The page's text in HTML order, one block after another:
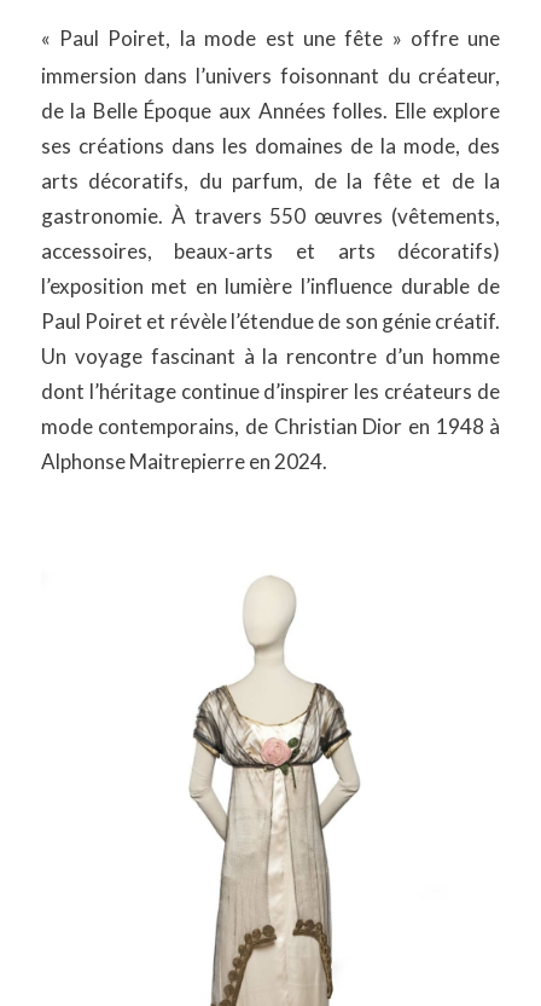
« Paul Poiret, la mode est une fête » offre une
immersion dans l’univers foisonnant du créateur,
de la Belle Époque aux Années folles. Elle explore
ses créations dans les domaines de la mode, des
arts décoratifs, du parfum, de la fête et de la
gastronomie. À travers 550 œuvres (vêtements,
accessoires, beaux‑arts et arts décoratifs)
l’exposition met en lumière l’influence durable de
Paul Poiret et révèle l’étendue de son génie créatif.
Un voyage fascinant à la rencontre d’un homme
dont l’héritage continue d’inspirer les créateurs de
mode contemporains, de Christian Dior en 1948 à
Alphonse Maitrepierre en 2024.